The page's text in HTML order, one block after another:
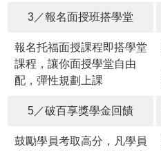
3／報名面授班搭學堂
報名托福面授課程即搭學堂
課程，讓你面授學堂自由
配，彈性規劃上課
5／破百享獎學金回饋
鼓勵學員考取高分，凡學員